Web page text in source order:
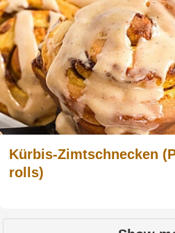
Kürbis-Zimtschnecken
rolls)